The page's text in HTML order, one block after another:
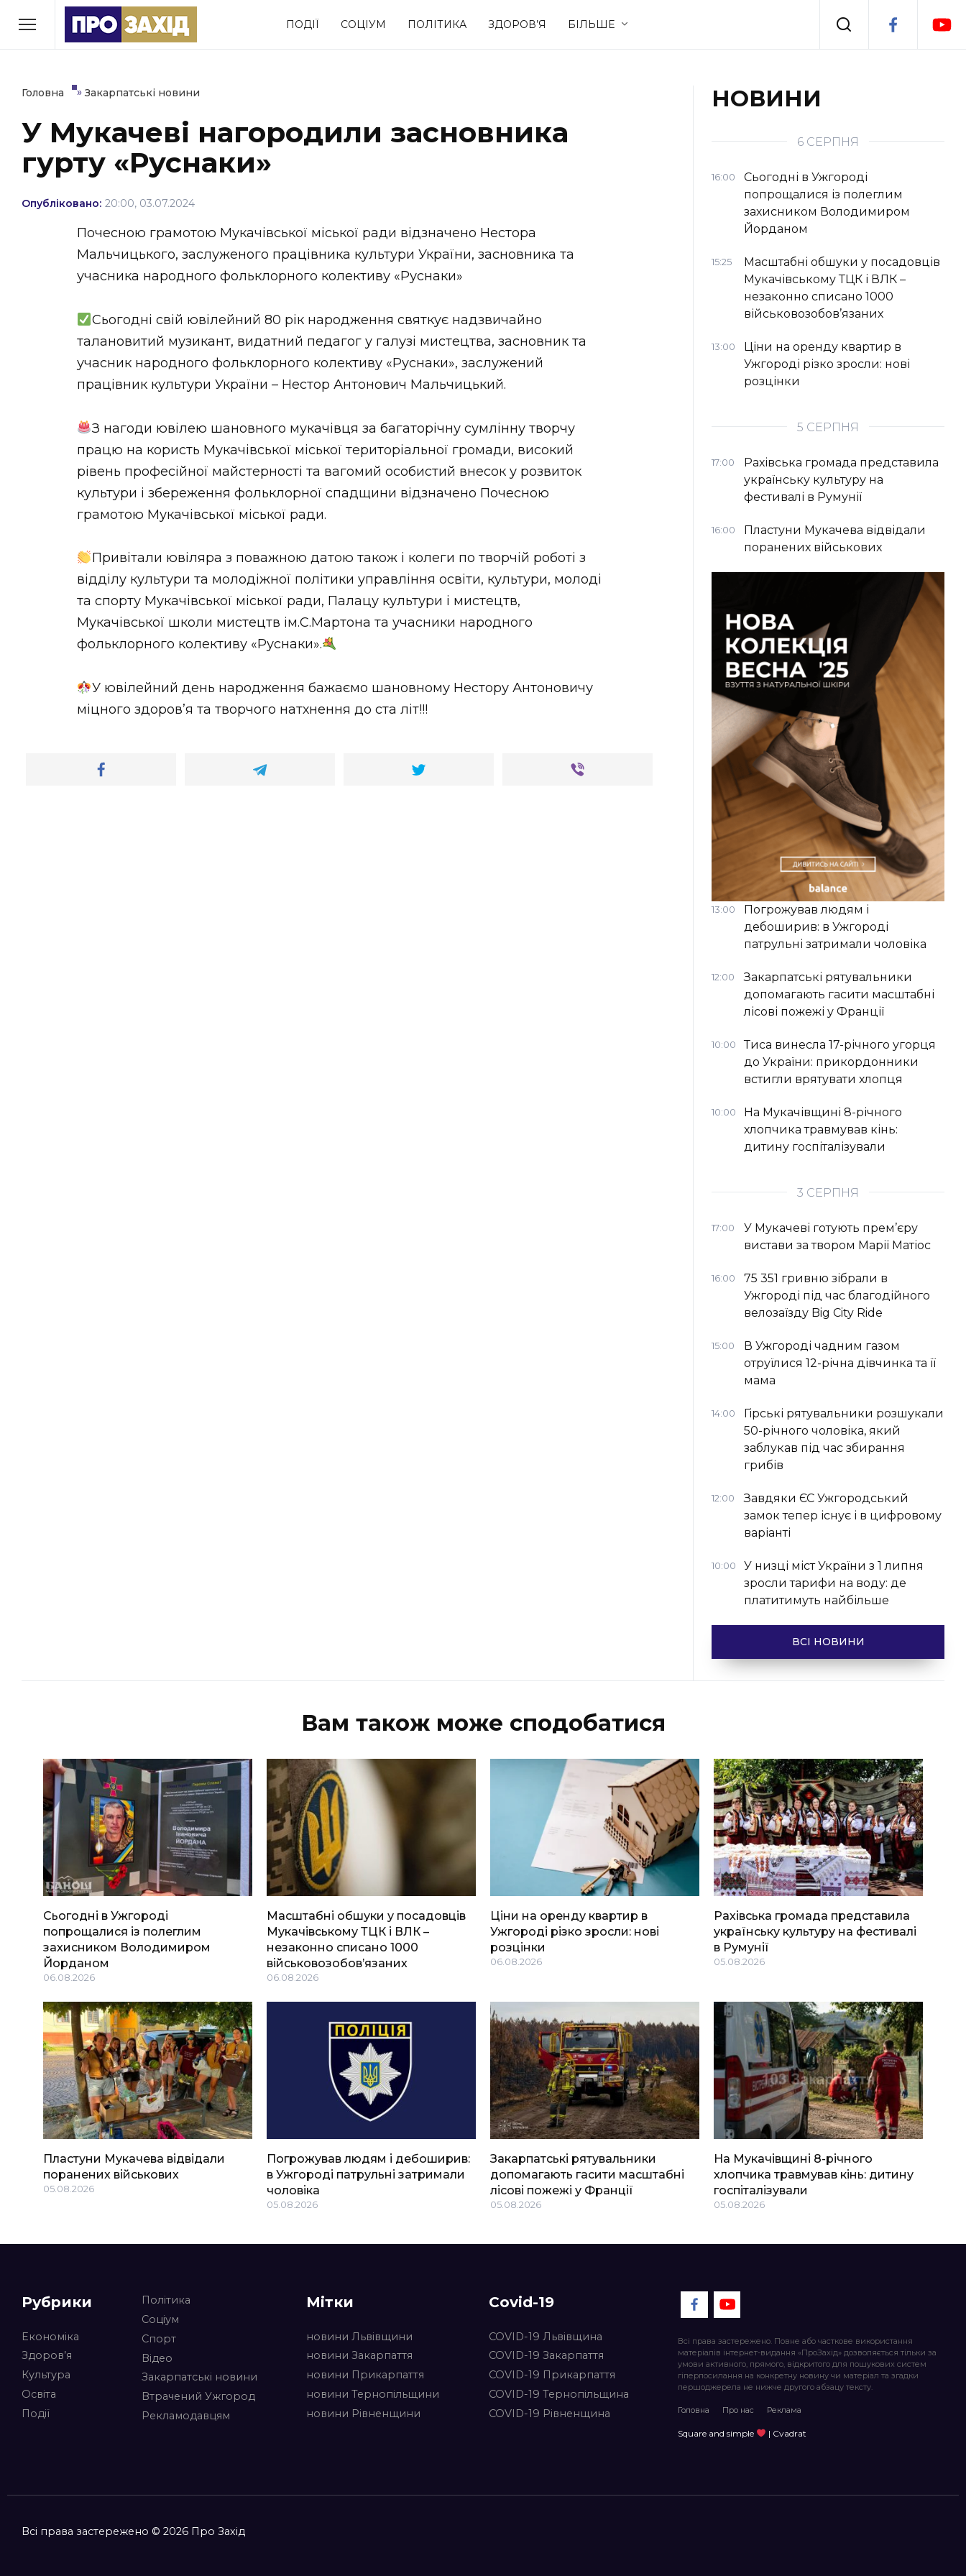
ПОДІЇ СОЦІУМ ПОЛІТИКА ЗДОРОВ’Я БІЛЬШЕ
РУБРИКИ
Економіка Події
Політика Соціум Спорт
Втрачений Ужгород
(відеоверсія)
ЗАКАРПАТСЬКІ НОВИНИ
НОВИНИ ЗАХІДНОЇ УКРАЇНИ
ВІДЕО
Головна » Закарпатські новини
У Мукачеві нагородили засновника
гурту «Руснаки»
Опубліковано: 20:00, 03.07.2024
Почесною грамотою Мукачівської міської ради відзначено Нестора
Мальчицького, заслуженого працівника культури України, засновника та
учасника народного фольклорного колективу «Руснаки»
Сьогодні свій ювілейний 80 рік народження святкує надзвичайно
талановитий музикант, видатний педагог у галузі мистецтва, засновник та
учасник народного фольклорного колективу «Руснаки», заслужений
працівник культури України – Нестор Антонович Мальчицький.
З нагоди ювілею шановного мукачівця за багаторічну сумлінну творчу
працю на користь Мукачівської міської територіальної громади, високий
рівень професійної майстерності та вагомий особистий внесок у розвиток
культури і збереження фольклорної спадщини відзначено Почесною
грамотою Мукачівської міської ради.
Привітали ювіляра з поважною датою також і колеги по творчій роботі з
відділу культури та молодіжної політики управління освіти, культури, молоді
та спорту Мукачівської міської ради, Палацу культури і мистецтв,
Мукачівської школи мистецтв ім.С.Мартона та учасники народного
фольклорного колективу «Руснаки».
У ювілейний день народження бажаємо шановному Нестору Антоновичу
міцного здоровʼя та творчого натхнення до ста літ!!!
НОВИНИ
6 СЕРПНЯ
16:00
Сьогодні в Ужгороді
попрощалися із полеглим
захисником Володимиром
Йорданом
15:25
Масштабні обшуки у посадовців
Мукачівському ТЦК і ВЛК –
незаконно списано 1000
військовозобов’язаних
13:00
Ціни на оренду квартир в
Ужгороді різко зросли: нові
розцінки
5 СЕРПНЯ
17:00
Рахівська громада представила
українську культуру на
фестивалі в Румунії
16:00
Пластуни Мукачева відвідали
поранених військових
13:00
Погрожував людям і
дебоширив: в Ужгороді
патрульні затримали чоловіка
12:00
Закарпатські рятувальники
допомагають гасити масштабні
лісові пожежі у Франції
10:00
Тиса винесла 17-річного угорця
до України: прикордонники
встигли врятувати хлопця
10:00
На Мукачівщині 8-річного
хлопчика травмував кінь:
дитину госпіталізували
3 СЕРПНЯ
17:00
У Мукачеві готують прем’єру
вистави за твором Марії Матіос
16:00
75 351 гривню зібрали в
Ужгороді під час благодійного
велозаїзду Big Сity Ride
15:00
В Ужгороді чадним газом
отруїлися 12-річна дівчинка та її
мама
14:00
Гірські рятувальники розшукали
50-річного чоловіка, який
заблукав під час збирання
грибів
12:00
Завдяки ЄС Ужгородський
замок тепер існує і в цифровому
варіанті
10:00
У низці міст України з 1 липня
зросли тарифи на воду: де
платитимуть найбільше
ВСІ НОВИНИ
Вам також може сподобатися
Сьогодні в Ужгороді
попрощалися із полеглим
захисником Володимиром
Йорданом
06.08.2026
Масштабні обшуки у посадовців
Мукачівському ТЦК і ВЛК –
незаконно списано 1000
військовозобов’язаних
06.08.2026
Ціни на оренду квартир в
Ужгороді різко зросли: нові
розцінки
06.08.2026
Рахівська громада представила
українську культуру на фестивалі
в Румунії
05.08.2026
Пластуни Мукачева відвідали
поранених військових
05.08.2026
Погрожував людям і дебоширив:
в Ужгороді патрульні затримали
чоловіка
05.08.2026
Закарпатські рятувальники
допомагають гасити масштабні
лісові пожежі у Франції
05.08.2026
На Мукачівщині 8-річного
хлопчика травмував кінь: дитину
госпіталізували
05.08.2026
Рубрики
Економіка
Здоров’я
Культура
Освіта
Події
Політика
Соціум
Спорт
Відео
Закарпатські новини
Втрачений Ужгород
Рекламодавцям
Мітки
новини Львівщини
новини Закарпаття
новини Прикарпаття
новини Тернопільщини
новини Рівненщини
Covid-19
COVID-19 Львівщина
COVID-19 Закарпаття
COVID-19 Прикарпаття
COVID-19 Тернопільщина
COVID-19 Рівненщина
Всі права застережено. Повне або часткове використання
матеріалів інтернет-видання «ПроЗахід» дозволяється тільки за
умови активного, прямого, відкритого для пошукових систем
гіперпосилання на конкретну новину чи матеріал та згадки
першоджерела не нижче другого абзацу тексту.
Головна Про нас Реклама
Square and simple | Cvadrat
Всі права застережено © 2026 Про Захід